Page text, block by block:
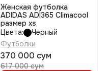
Женская футболка
ADIDAS ADI365 Climacool
размер xs
Цвета:
Черный
Футболки
370 000 сум
617 000 сум